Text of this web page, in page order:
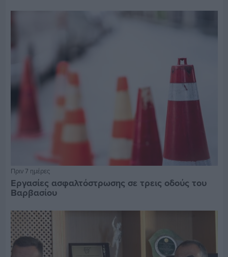
Πριν 7 ημέρες
Εργασίες ασφαλτόστρωσης σε τρεις οδούς του
Βαρβασίου